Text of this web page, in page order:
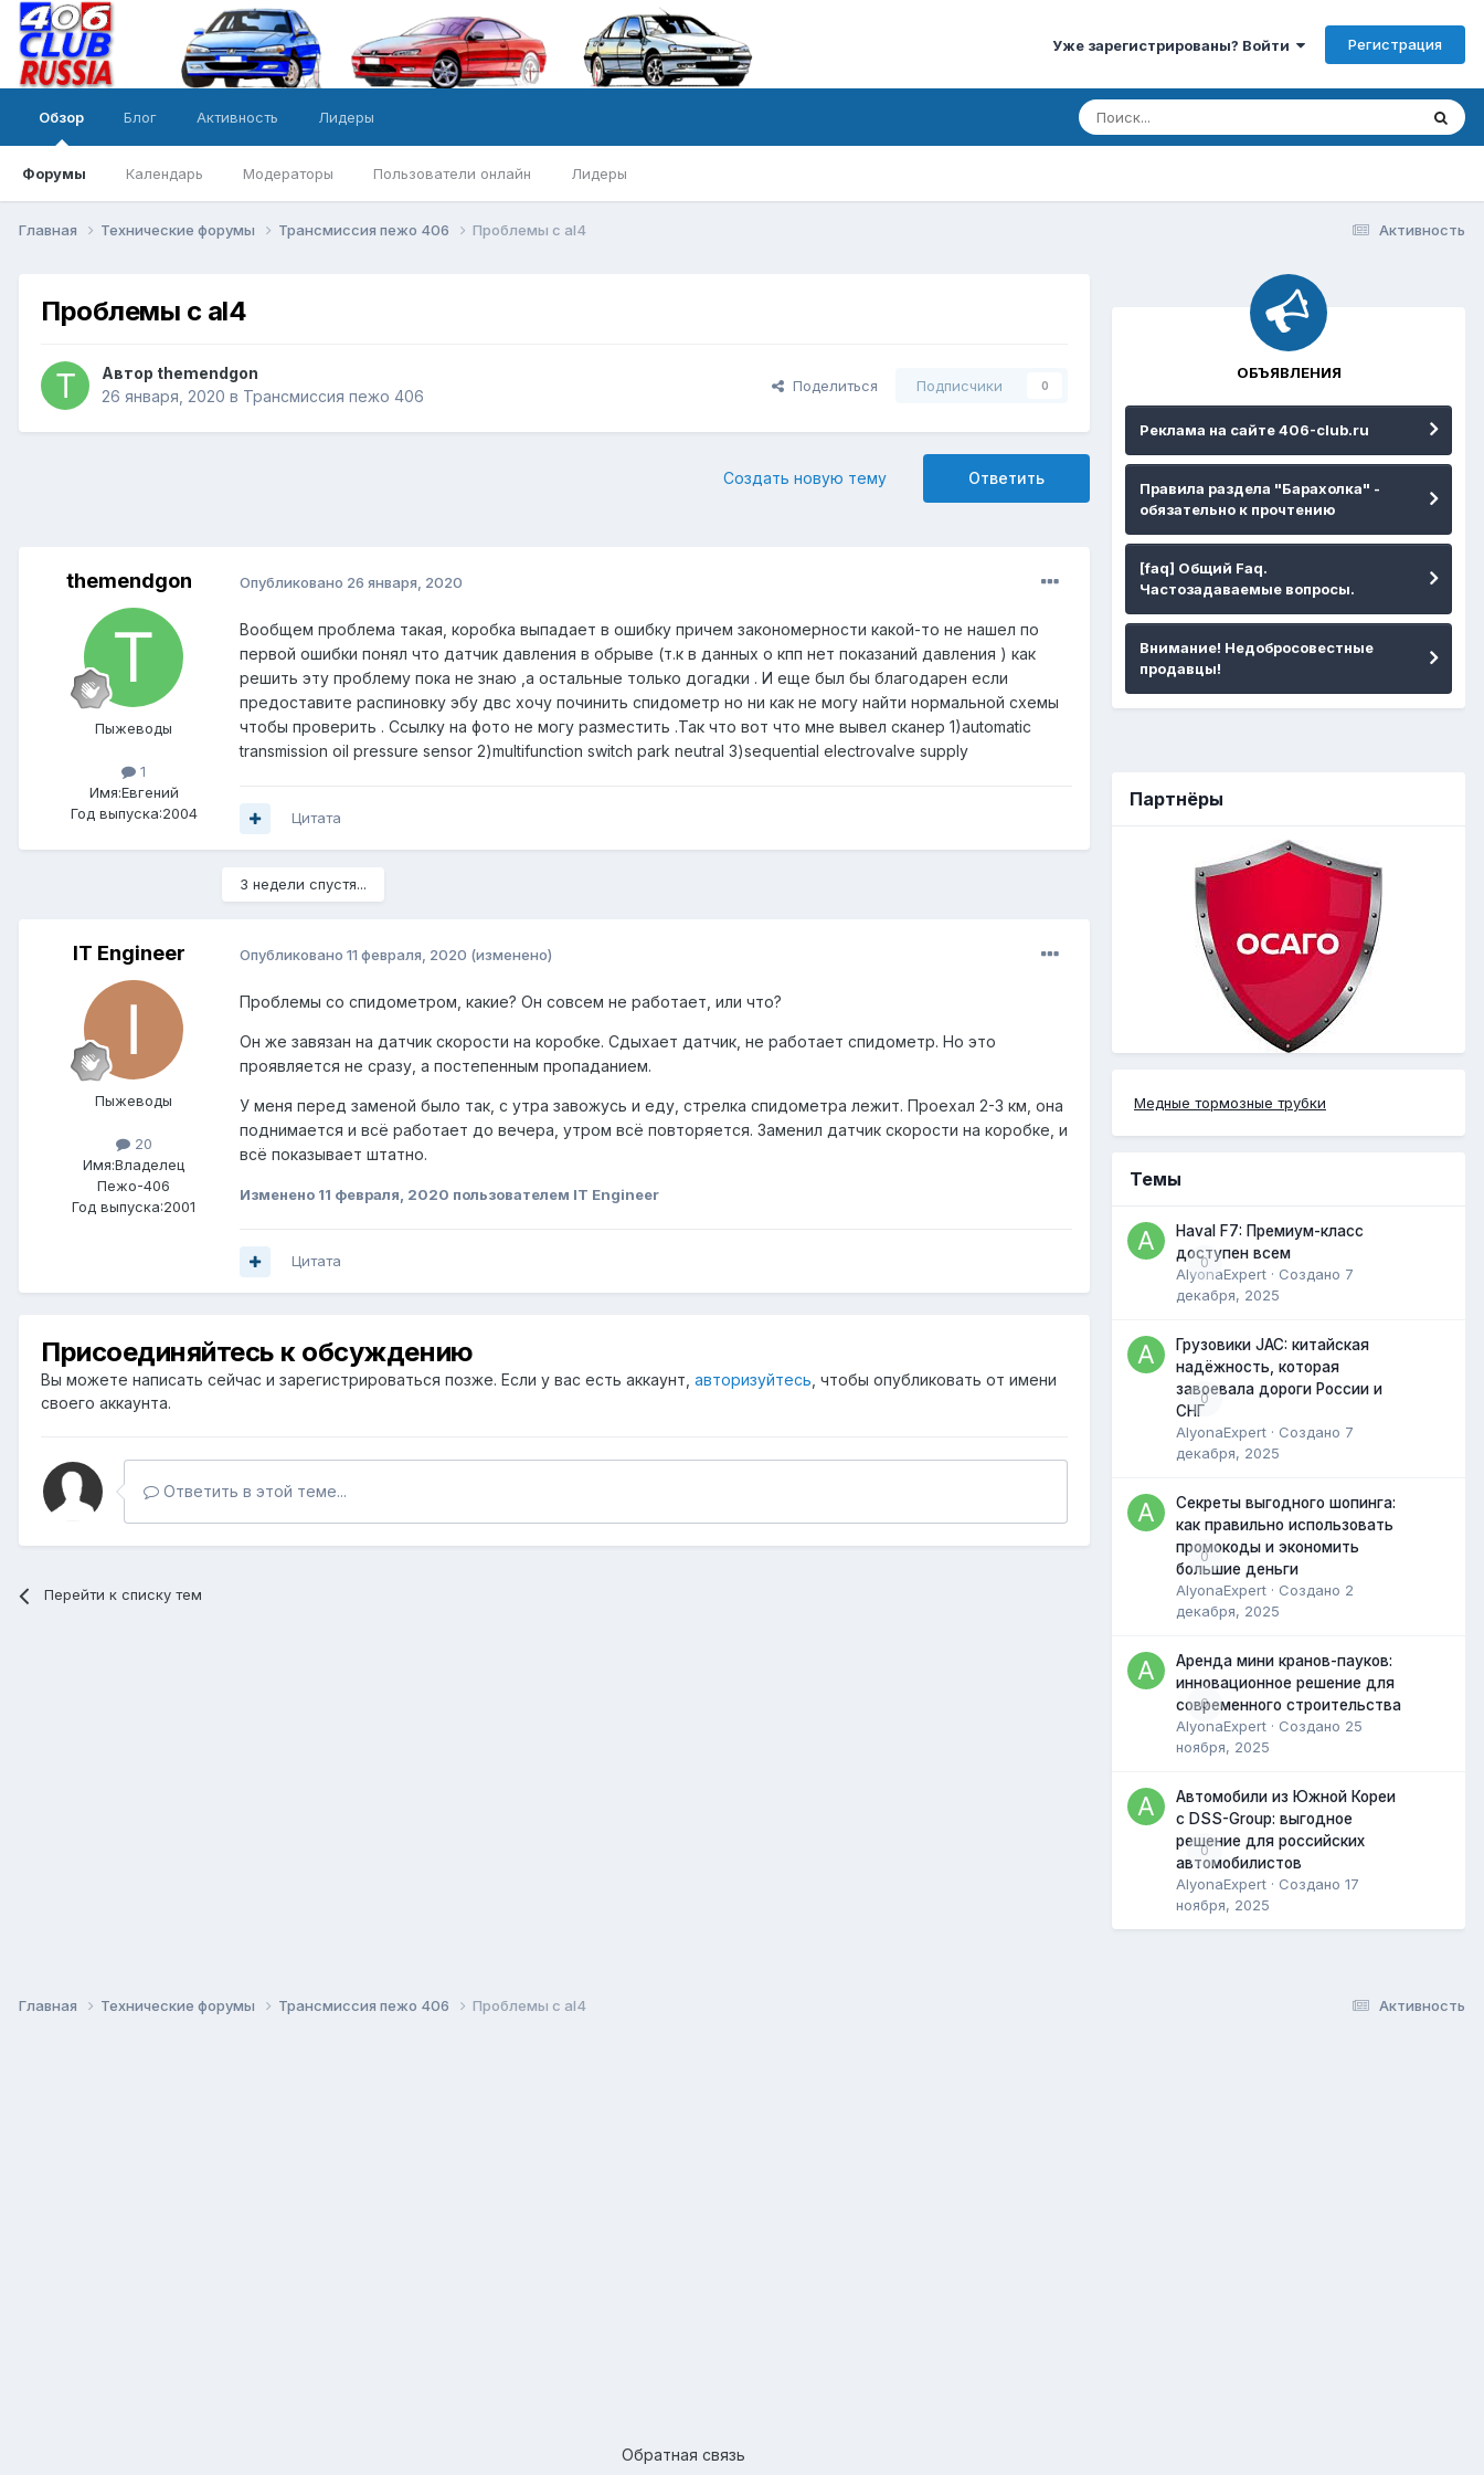
Уже зарегистрированы? Войти Регистрация
Обзор
Форумы Календарь Модераторы Пользователи онлайн Лидеры
Блог Активность Лидеры
Активность
Главная Технические форумы Трансмиссия пежо 406 Проблемы с al4
Проблемы с al4
Автор themendgon
26 января, 2020 в Трансмиссия пежо 406
Поделиться Подписчики 0
Ответить
Создать новую тему
themendgon
Пыжеводы
1
Имя:Евгений
Год выпуска:2004
Опубликовано 26 января, 2020
Вообщем проблема такая, коробка выпадает в ошибку причем закономерности какой-то не нашел по
первой ошибки понял что датчик давления в обрыве (т.к в данных о кпп нет показаний давления ) как
решить эту проблему пока не знаю ,а остальные только догадки . И еще был бы благодарен если
предоставите распиновку эбу двс хочу починить спидометр но ни как не могу найти нормальной схемы
чтобы проверить . Ссылку на фото не могу разместить .Так что вот что мне вывел сканер 1)automatic
transmission oil pressure sensor 2)multifunction switch park neutral 3)sequential electrovalve supply
Цитата
3 недели спустя...
IT Engineer
Пыжеводы
20
Имя:Владелец
Пежо-406
Год выпуска:2001
Опубликовано 11 февраля, 2020 (изменено)
Проблемы со спидометром, какие? Он совсем не работает, или что?
Он же завязан на датчик скорости на коробке. Сдыхает датчик, не работает спидометр. Но это
проявляется не сразу, а постепенным пропаданием.
У меня перед заменой было так, с утра завожусь и еду, стрелка спидометра лежит. Проехал 2-3 км, она
поднимается и всё работает до вечера, утром всё повторяется. Заменил датчик скорости на коробке, и
всё показывает штатно.
Изменено 11 февраля, 2020 пользователем IT Engineer
Цитата
Присоединяйтесь к обсуждению
Вы можете написать сейчас и зарегистрироваться позже. Если у вас есть аккаунт, авторизуйтесь , чтобы опубликовать от имени
своего аккаунта.
Ответить в этой теме...
Перейти к списку тем
ОБЪЯВЛЕНИЯ
Реклама на сайте 406-club.ru
Правила раздела "Барахолка" -
обязательно к прочтению
[faq] Общий Faq.
Частозадаваемые вопросы.
Внимание! Недобросовестные
продавцы!
Партнёры
Медные тормозные трубки
Темы
0
Haval F7: Премиум-класс
доступен всем
AlyonaExpert · Создано 7
декабря, 2025
0
Грузовики JAC: китайская
надёжность, которая
завоевала дороги России и
СНГ
AlyonaExpert · Создано 7
декабря, 2025
0
Секреты выгодного шопинга:
как правильно использовать
промокоды и экономить
большие деньги
AlyonaExpert · Создано 2
декабря, 2025
0
Аренда мини кранов-пауков:
инновационное решение для
современного строительства
AlyonaExpert · Создано 25
ноября, 2025
0
Автомобили из Южной Кореи
с DSS-Group: выгодное
решение для российских
автомобилистов
AlyonaExpert · Создано 17
ноября, 2025
Активность
Главная Технические форумы Трансмиссия пежо 406 Проблемы с al4
Обратная связь